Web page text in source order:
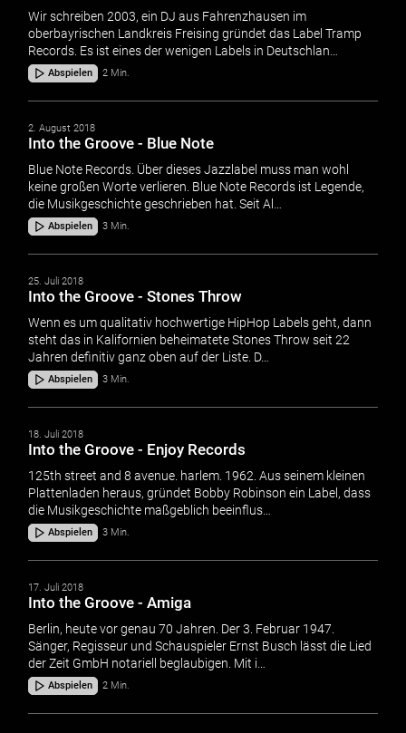
Wir schreiben 2003, ein DJ aus Fahrenzhausen im
oberbayrischen Landkreis Freising gründet das Label Tramp
Records. Es ist eines der wenigen Labels in Deutschlan…
Abspielen 2 Min.
2. August 2018
Into the Groove - Blue Note
Blue Note Records. Über dieses Jazzlabel muss man wohl
keine großen Worte verlieren. Blue Note Records ist Legende,
die Musikgeschichte geschrieben hat. Seit Al…
Abspielen 3 Min.
25. Juli 2018
Into the Groove - Stones Throw
Wenn es um qualitativ hochwertige HipHop Labels geht, dann
steht das in Kalifornien beheimatete Stones Throw seit 22
Jahren definitiv ganz oben auf der Liste. D…
Abspielen 3 Min.
18. Juli 2018
Into the Groove - Enjoy Records
125th street and 8 avenue. harlem. 1962. Aus seinem kleinen
Plattenladen heraus, gründet Bobby Robinson ein Label, dass
die Musikgeschichte maßgeblich beeinflus…
Abspielen 3 Min.
17. Juli 2018
Into the Groove - Amiga
Berlin, heute vor genau 70 Jahren. Der 3. Februar 1947.
Sänger, Regisseur und Schauspieler Ernst Busch lässt die Lied
der Zeit GmbH notariell beglaubigen. Mit i…
Abspielen 2 Min.